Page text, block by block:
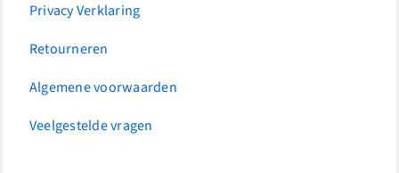
Privacy Verklaring
Retourneren
Algemene voorwaarden
Veelgestelde vragen